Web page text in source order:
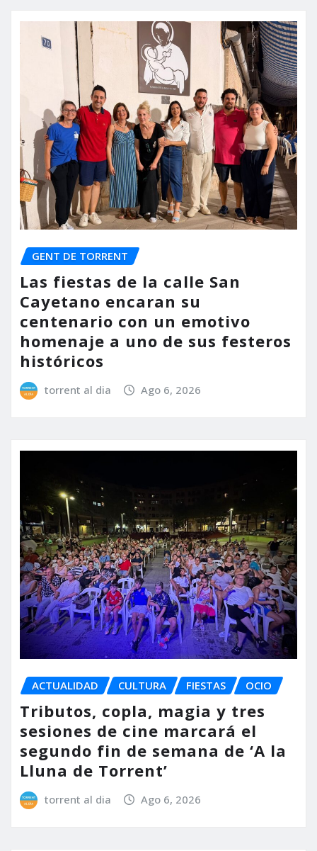
GENT DE TORRENT
Las fiestas de la calle San
Cayetano encaran su
centenario con un emotivo
homenaje a uno de sus festeros
históricos
torrent al dia Ago 6, 2026
ACTUALIDAD CULTURA FIESTAS OCIO
Tributos, copla, magia y tres
sesiones de cine marcará el
segundo fin de semana de ‘A la
Lluna de Torrent’
torrent al dia Ago 6, 2026